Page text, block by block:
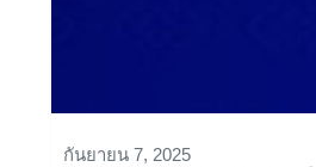
กันยายน 7, 2025